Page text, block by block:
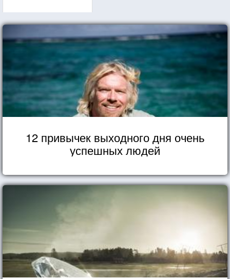
12 привычек выходного дня очень
успешных людей